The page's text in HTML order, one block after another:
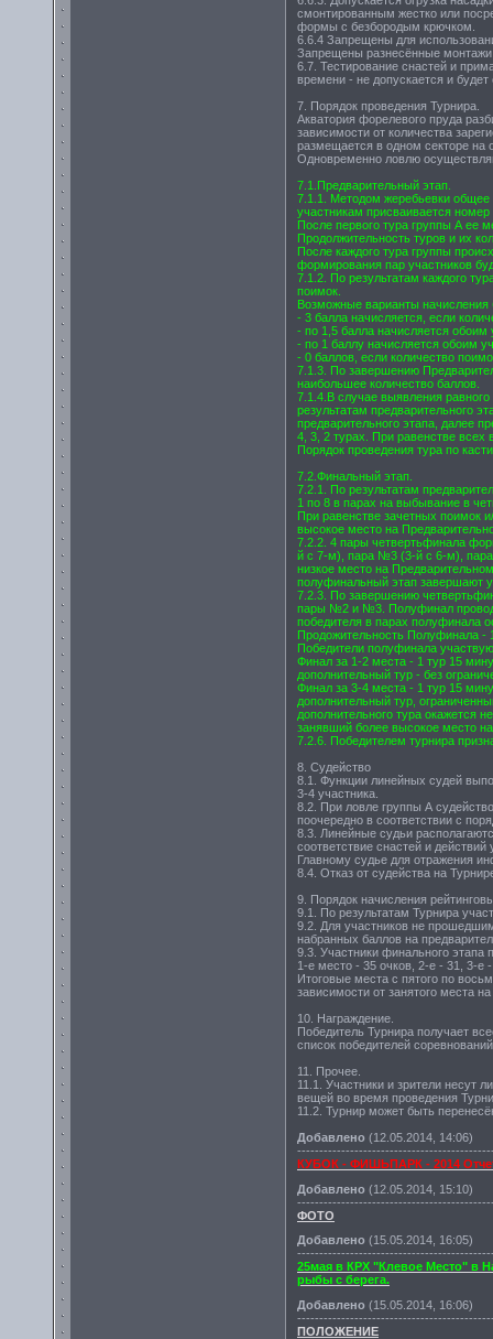
смонтированным жестко или
формы с безбородым крючком.
6.6.4 Запрещены для
Запрещены разнесённые монтажи
6.7. Тестирование снастей и
времени - не допускается и
7. Порядок проведения Турнира.
Акватория форелевого пруда
зависимости от количества
размещается в одном секторе на
Одновременно ловлю
7.1.Предварительный этап.
7.1.1. Методом жеребьевки общее
участникам присваивается
После первого тура группы А ее
Продолжительность туров и их
После каждого тура группы
формирования пар участников
7.1.2. По результатам каждого
поимок.
Возможные варианты начисления
- 3 балла начисляется, если
- по 1,5 балла начисляется обоим
- по 1 баллу начисляется обоим
- 0 баллов, если количество
7.1.3. По завершению
наибольшее количество баллов.
7.1.4.В случае выявления
результатам предварительного
предварительного этапа, далее
4, 3, 2 турах. При равенстве всех
Порядок проведения тура по
7.2.Финальный этап.
7.2.1. По результатам
1 по 8 в парах на выбывание в
При равенстве зачетных поимок
высокое место на
7.2.2. 4 пары четвертьфинала
й с 7-м), пара №3 (3-й с 6-м),
низкое место на
полуфинальный этап завершают
7.2.3. По завершению
пары №2 и №3. Полуфинал
победителя в парах полуфинала
Продожительность Полуфинала -
Победители полуфинала
Финал за 1-2 места - 1 тур 15
дополнительный тур - без
Финал за 3-4 места - 1 тур 15
дополнительный тур,
дополнительного тура окажется
занявший более высокое место
7.2.6. Победителем турнира
8. Судейство
8.1. Функции линейных судей
3-4 участника.
8.2. При ловле группы А
поочередно в соответствии с
8.3. Линейные судьи
соответствие снастей и
Главному судье для отражения
8.4. Отказ от судейства на
9. Порядок начисления
9.1. По результатам Турнира
9.2. Для участников не
набранных баллов на
9.3. Участники финального этапа
1-е место - 35 очков, 2-е - 31, 3-е
Итоговые места с пятого по
зависимости от занятого места
10. Награждение.
Победитель Турнира получает
список победителей
11. Прочее.
11.1. Участники и зрители несут
вещей во время проведения
11.2. Турнир может быть
Добавлено (12.05.2014, 14:06)
КУБОК - ФИШЬПАРК - 2014
Добавлено (12.05.2014, 15:10)
ФОТО
Добавлено (15.05.2014, 16:05)
25мая в КРХ "Клевое Место" в
рыбы с берега.
Добавлено (15.05.2014, 16:06)
ПОЛОЖЕНИЕ